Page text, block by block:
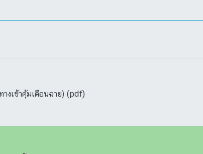
างเข้าคุ้มเดือนฉาย) (pdf)